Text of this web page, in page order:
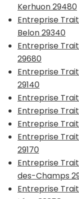
Kerhuon 29480
Entreprise
Belon 29340
Entreprise
29680
Entreprise
29140
Entreprise
Entreprise
Entreprise
Entreprise
29170
Entreprise
des-Champs
Entreprise